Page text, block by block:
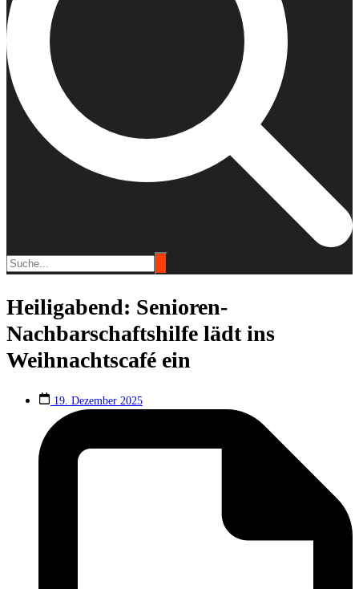
Heiligabend: Senioren-
Nachbarschaftshilfe lädt ins
Weihnachtscafé ein
19. Dezember 2025